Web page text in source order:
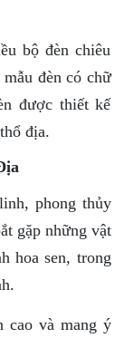
bộ đèn chiêu
đèn có chữ
được thiết kế
địa.
phong thủy
gặp những vật
hoa sen, trong
cao và mang ý